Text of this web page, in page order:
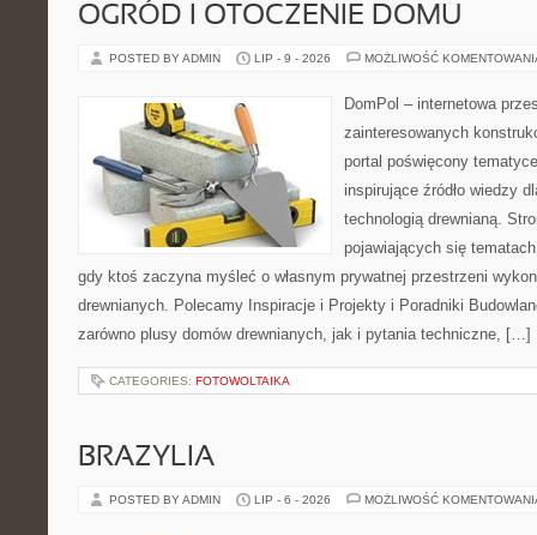
OGRÓD I OTOCZENIE DOMU
POSTED BY ADMIN LIP - 9 - 2026 MOŻLIWOŚĆ
DomPol – internetowa
zainteresowanych
portal poświęcony
inspirujące źródło wiedzy
technologią drewnianą.
pojawiających się
gdy ktoś zaczyna myśleć o własnym prywatnej przestrzeni
drewnianych. Polecamy Inspiracje i Projekty i Poradniki
zarówno plusy domów drewnianych, jak i pytania techniczne, […]
CATEGORIES: FOTOWOLTAIKA
BRAZYLIA
POSTED BY ADMIN LIP - 6 - 2026 MOŻLIWOŚĆ